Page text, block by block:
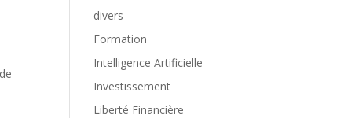
divers
Formation
Intelligence Artificielle
Investissement
Liberté Financière